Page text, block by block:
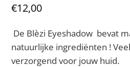
€12,00
De Blèzi Eyeshadow bevat
natuurlijke ingrediënten !
verzorgend voor jouw huid.